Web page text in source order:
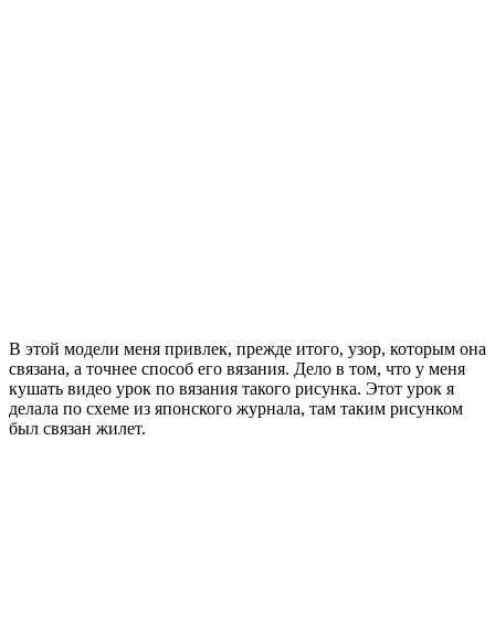
В этой модели меня привлек, прежде итого, узор, которым она
связана, а точнее способ его вязания. Дело в том, что у меня
кушать видео урок по вязания такого рисунка. Этот урок я
делала по схеме из японского журнала, там таким рисунком
был связан жилет.